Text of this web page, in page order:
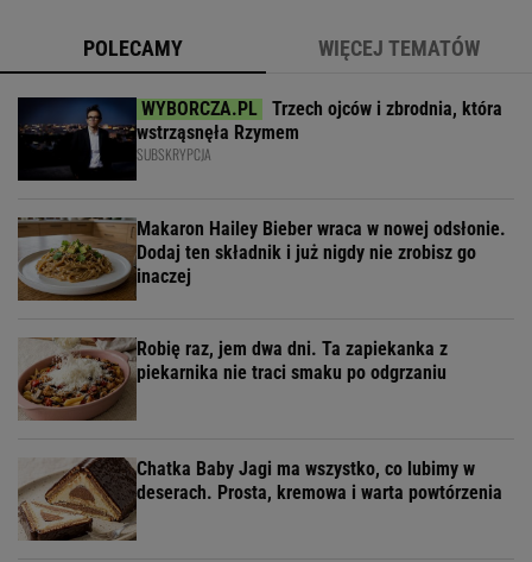
POLECAMY WIĘCEJ TEMATÓW
Trzech ojców i zbrodnia, która
wstrząsnęła Rzymem
SUBSKRYPCJA
Makaron Hailey Bieber wraca w nowej odsłonie.
Dodaj ten składnik i już nigdy nie zrobisz go
inaczej
Robię raz, jem dwa dni. Ta zapiekanka z
piekarnika nie traci smaku po odgrzaniu
Chatka Baby Jagi ma wszystko, co lubimy w
deserach. Prosta, kremowa i warta powtórzenia